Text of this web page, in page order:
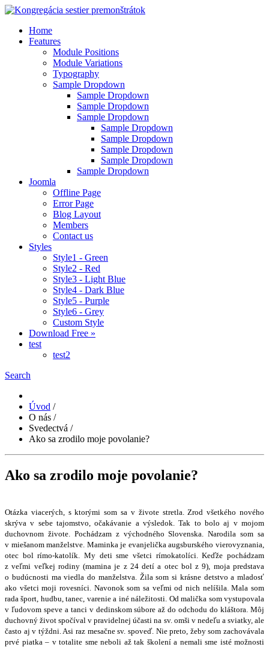
Home
Features
Module Positions
Module Variations
Typography
Sample Dropdown
Sample Dropdown
Sample Dropdown
Sample Dropdown
Sample Dropdown
Sample Dropdown
Sample Dropdown
Sample Dropdown
Sample Dropdown
Joomla
Offline Page
Error Page
Blog Layout
Members
Contact us
Styles
Style1 - Green
Style2 - Red
Style3 - Light Blue
Style4 - Dark Blue
Style5 - Purple
Style6 - Grey
Custom Style
Download Free »
test
test2
Search
Úvod /
O nás /
Svedectvá /
Ako sa zrodilo moje povolanie?
Ako sa zrodilo moje povolanie?
Otázka viacerých, s ktorými som sa v živote stretla. Zrod všetkého nového
skrýva v sebe tajomstvo, očakávanie a výsledok. Tak to bolo aj v mojom
duchovnom živote. Pochádzam z východného Slovenska. Narodila som sa
v miešanom manželstve. Maminka je evanjelička augsburského vierovyznania,
otec bol rímo-katolík. My deti sme všetci rímokatolíci. Keďže pochádzam
z veľmi veľkej rodiny (mamina je z 24 detí a otec bol z 9), moja predstava
o budúcnosti ma viedla do manželstva. Žila som si krásne detstvo a mladosť
ako všetci moji rovesníci. Navonok som sa veľmi od nich nelíšila. Mala som
rada šport, hudbu, tanec, varenie a iné náležitosti. Od malička som vystupovala
v ľudovom speve a tanci v dedinskom súbore až do odchodu do kláštora. Môj
duchovný život spočíval v pravidelnej účasti na sv. omši v nedeľu a sviatky, ale
často aj v týždni. Asi raz mesačne sv. spoveď. Nie preto, žeby som zachovávala
prvé piatka – v totalite sme neboli až tak školení a nemali sme isté možnosti